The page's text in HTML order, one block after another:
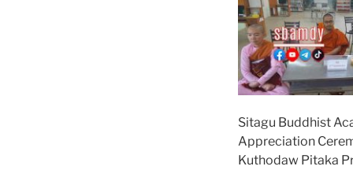
Sitagu Buddhist
Appreciation
Kuthodaw Pitaka